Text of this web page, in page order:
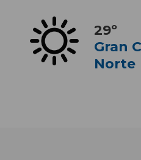
29º
Gran
Norte